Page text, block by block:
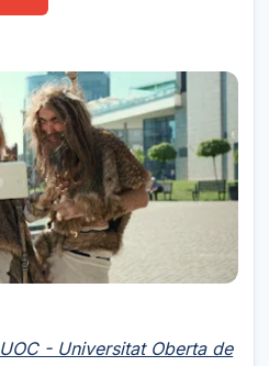
UOC - Universitat Oberta de